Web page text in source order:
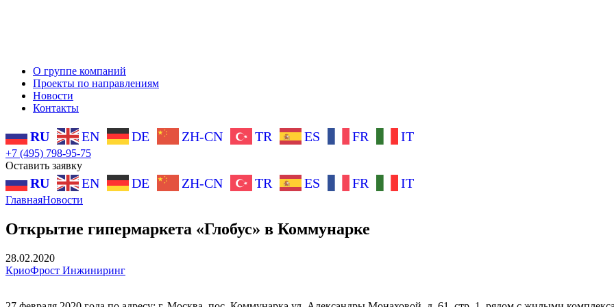
О группе компаний
Проекты по направлениям
Новости
Контакты
RU EN DE ZH-CN TR ES FR IT
+7 (495) 798-95-75
Оставить заявку
RU EN DE ZH-CN TR ES FR IT
ГлавнаяНовости
Открытие гипермаркета «Глобус» в Коммунарке
28.02.2020
КриоФрост Инжиниринг